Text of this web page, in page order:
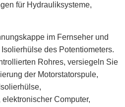
für Hydrauliksysteme,
im Fernseher und
des Potentiometers.
Rohres, versiegeln Sie
der Motorstatorspule,
Computer,